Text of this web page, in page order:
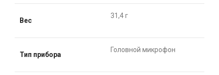
Вес
31,4 г
Тип прибора
Головной микрофон